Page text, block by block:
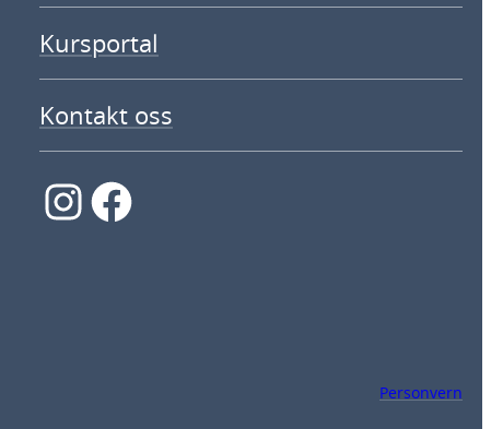
Kursportal
Kontakt oss
InstagramFacebook
Personvern